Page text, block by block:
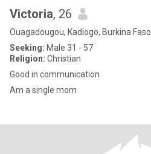
Victoria, 26
Ouagadougou, Kadiogo, Burkina Faso
Seeking: Male 31 - 57
Religion: Christian
Good in communication
Am a single mom